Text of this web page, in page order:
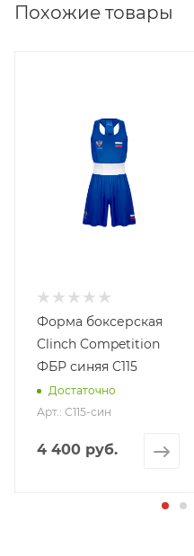
Похожие товары
Форма боксерская
Clinch Competition
ФБР синяя C115
Достаточно
Арт.: С115-син
4 400 руб.